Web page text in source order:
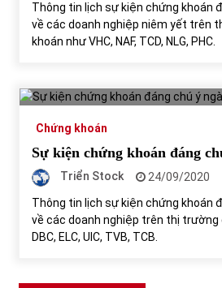
Thông tin lịch sự kiện chứng khoán
về các doanh nghiệp niêm yết trên
khoán như VHC, NAF, TCD, NLG, PHC.
Chứng khoán
Sự kiện chứng khoán đáng
Triển Stock
24/09/2020
Thông tin lịch sự kiện chứng khoán
về các doanh nghiệp trên thị trường
DBC, ELC, UIC, TVB, TCB.